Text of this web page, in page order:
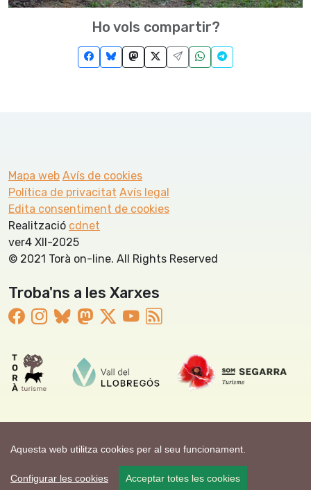
Aquesta web utilitza cookies per al seu funcionament.
Configurar les cookies Acceptar totes les cookies
Ho vols compartir?
Mapa web Avís de cookies
Política de privacitat Avís legal
Edita consentiment de cookies
Realització cdnet
ver4 XII-2025
© 2021 Torà on-line. All Rights Reserved
Troba'ns a les Xarxes